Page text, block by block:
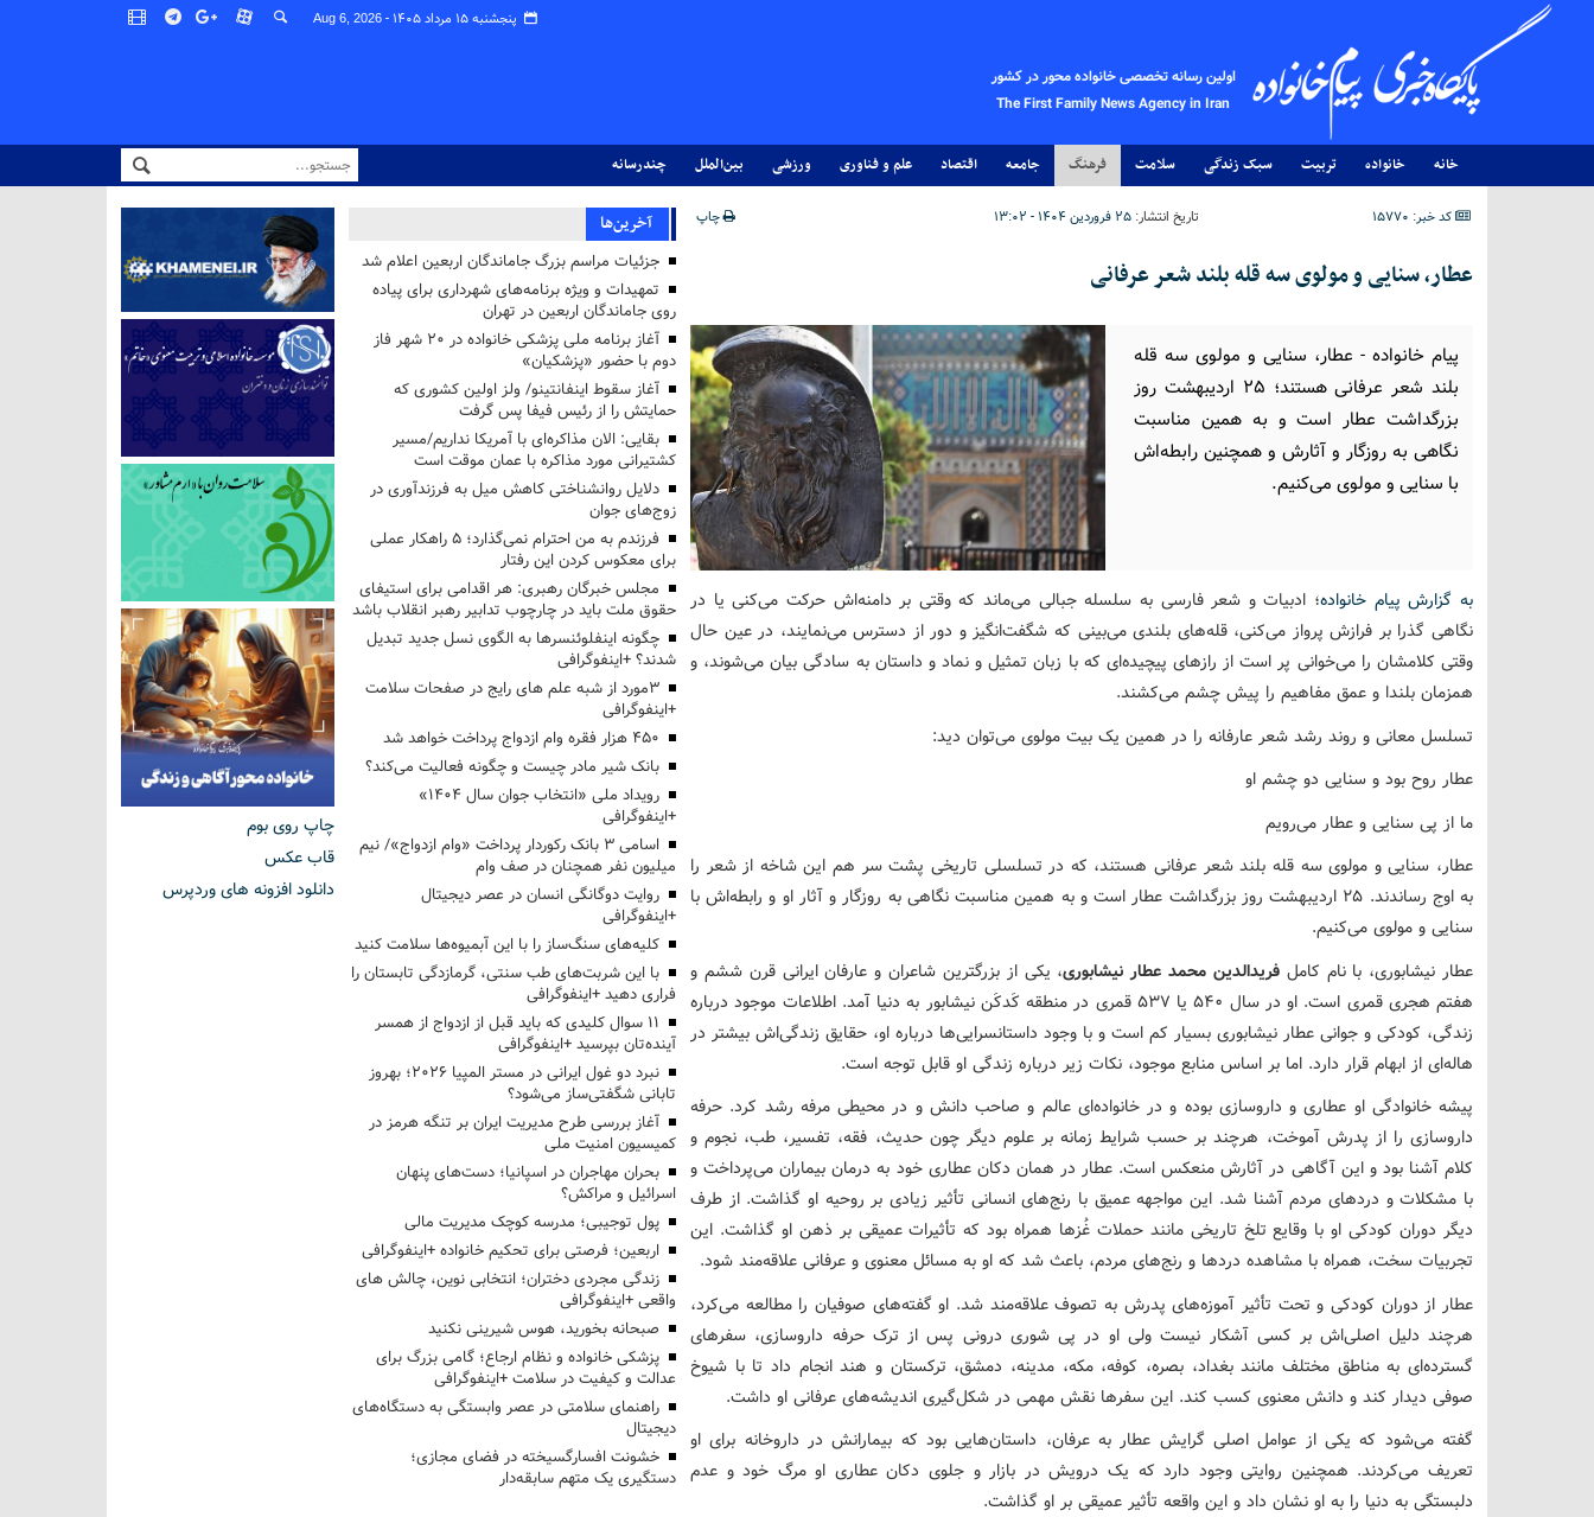
پنجشنبه ۱۵ مرداد ۱۴۰۵ - Aug 6, 2026
اولین رسانه تخصصی خانواده محور در کشور
The First Family News Agency in Iran
خانه خانواده تربیت سبک زندگی سلامت فرهنگ جامعه اقتصاد علم و فناوری ورزشی بین‌الملل چندرسانه
کد خبر: 15770 تاریخ انتشار:۲۵ فروردین ۱۴۰۴ - ۱۳:۰۲ چاپ
عطار، سنایی و مولوی سه قله بلند شعر عرفانی
پیام خانواده - عطار، سنایی و مولوی سه قله
بلند شعر عرفانی هستند؛ ۲۵ اردیبهشت روز
بزرگداشت عطار است و به همین مناسبت
نگاهی به روزگار و آثارش و همچنین رابطه‌اش
با سنایی و مولوی می‌کنیم.
به گزارش پیام خانواده؛ ادبیات و شعر فارسی به سلسله جبالی می‌ماند که وقتی بر دامنه‌اش حرکت می‌کنی یا در
نگاهی گذرا بر فرازش پرواز می‌کنی، قله‌های بلندی می‌بینی که شگفت‌انگیز و دور از دسترس می‌نمایند، در عین حال
وقتی کلامشان را می‌خوانی پر است از رازهای پیچیده‌ای که با زبان تمثیل و نماد و داستان به سادگی بیان می‌شوند، و
همزمان بلندا و عمق مفاهیم را پیش چشم می‌کشند.
تسلسل معانی و روند رشد شعر عارفانه را در همین یک بیت مولوی می‌توان دید:
عطار روح بود و سنایی دو چشم او
ما از پی سنایی و عطار می‌رویم
عطار، سنایی و مولوی سه قله بلند شعر عرفانی هستند، که در تسلسلی تاریخی پشت سر هم این شاخه از شعر را
به اوج رساندند. ۲۵ اردیبهشت روز بزرگداشت عطار است و به همین مناسبت نگاهی به روزگار و آثار او و رابطه‌اش با
سنایی و مولوی می‌کنیم.
عطار نیشابوری، با نام کامل فریدالدین محمد عطار نیشابوری، یکی از بزرگترین شاعران و عارفان ایرانی قرن ششم و
هفتم هجری قمری است. او در سال ۵۴۰ یا ۵۳۷ قمری در منطقه کَدکَن نیشابور به دنیا آمد. اطلاعات موجود درباره
زندگی، کودکی و جوانی عطار نیشابوری بسیار کم است و با وجود داستانسرایی‌ها درباره او، حقایق زندگی‌اش بیشتر در
هاله‌ای از ابهام قرار دارد. اما بر اساس منابع موجود، نکات زیر درباره زندگی او قابل توجه است.
پیشه خانوادگی او عطاری و داروسازی بوده و در خانواده‌ای عالم و صاحب دانش و در محیطی مرفه رشد کرد. حرفه
داروسازی را از پدرش آموخت، هرچند بر حسب شرایط زمانه بر علوم دیگر چون حدیث، فقه، تفسیر، طب، نجوم و
کلام آشنا بود و این آگاهی در آثارش منعکس است. عطار در همان دکان عطاری خود به درمان بیماران می‌پرداخت و
با مشکلات و دردهای مردم آشنا شد. این مواجهه عمیق با رنج‌های انسانی تأثیر زیادی بر روحیه او گذاشت. از طرف
دیگر دوران کودکی او با وقایع تلخ تاریخی مانند حملات غُزها همراه بود که تأثیرات عمیقی بر ذهن او گذاشت. این
تجربیات سخت، همراه با مشاهده دردها و رنج‌های مردم، باعث شد که او به مسائل معنوی و عرفانی علاقه‌مند شود.
عطار از دوران کودکی و تحت تأثیر آموزه‌های پدرش به تصوف علاقه‌مند شد. او گفته‌های صوفیان را مطالعه می‌کرد،
هرچند دلیل اصلی‌اش بر کسی آشکار نیست ولی او در پی شوری درونی پس از ترک حرفه داروسازی، سفرهای
گسترده‌ای به مناطق مختلف مانند بغداد، بصره، کوفه، مکه، مدینه، دمشق، ترکستان و هند انجام داد تا با شیوخ
صوفی دیدار کند و دانش معنوی کسب کند. این سفرها نقش مهمی در شکل‌گیری اندیشه‌های عرفانی او داشت.
گفته می‌شود که یکی از عوامل اصلی گرایش عطار به عرفان، داستان‌هایی بود که بیمارانش در داروخانه برای او
تعریف می‌کردند. همچنین روایتی وجود دارد که یک درویش در بازار و جلوی دکان عطاری او مرگ خود و عدم
دلبستگی به دنیا را به او نشان داد و این واقعه تأثیر عمیقی بر او گذاشت.
آخرین‌ها
جزئیات مراسم بزرگ جاماندگان اربعین اعلام شد
تمهیدات و ویژه برنامه‌های شهرداری برای پیاده
روی جاماندگان اربعین در تهران
آغاز برنامه ملی پزشکی خانواده در ۲۰ شهر فاز
دوم با حضور «پزشکیان»
آغاز سقوط اینفانتینو/ ولز اولین کشوری که
حمایتش را از رئیس فیفا پس گرفت
بقایی: الان مذاکره‌ای با آمریکا نداریم/مسیر
کشتیرانی مورد مذاکره با عمان موقت است
دلایل روانشناختی کاهش میل به فرزندآوری در
زوج‌های جوان
فرزندم به من احترام نمی‌گذارد؛ ۵ راهکار عملی
برای معکوس کردن این رفتار
مجلس خبرگان رهبری: هر اقدامی برای استیفای
حقوق ملت باید در چارچوب تدابیر رهبر انقلاب باشد
چگونه اینفلوئنسرها به الگوی نسل جدید تبدیل
شدند؟ +اینفوگرافی
3مورد از شبه علم های رایج در صفحات سلامت
+اینفوگرافی
۴۵۰ هزار فقره وام ازدواج پرداخت خواهد شد
بانک شیر مادر چیست و چگونه فعالیت می‌کند؟
رویداد ملی «انتخاب جوان سال ۱۴۰۴»
+اینفوگرافی
اسامی ۳ بانک رکوردار پرداخت «وام ازدواج»/ نیم
میلیون نفر همچنان در صف وام
روایت دوگانگی انسان در عصر دیجیتال
+اینفوگرافی
کلیه‌های سنگ‌ساز را با این آبمیوه‌ها سلامت کنید
با این شربت‌های طب سنتی، گرمازدگی تابستان را
فراری دهید +اینفوگرافی
۱۱ سوال کلیدی که باید قبل از ازدواج از همسر
آینده‌تان بپرسید +اینفوگرافی
نبرد دو غول ایرانی در مستر المپیا ۲۰۲۶؛ بهروز
تابانی شگفتی‌ساز می‌شود؟
آغاز بررسی طرح مدیریت ایران بر تنگه هرمز در
کمیسیون امنیت ملی
بحران مهاجران در اسپانیا؛ دست‌های پنهان
اسرائیل و مراکش؟
پول توجیبی؛ مدرسه کوچک مدیریت مالی
اربعین؛ فرصتی برای تحکیم خانواده +اینفوگرافی
زندگی مجردی دختران؛ انتخابی نوین، چالش های
واقعی +اینفوگرافی
صبحانه بخورید، هوس شیرینی نکنید
پزشکی خانواده و نظام ارجاع؛ گامی بزرگ برای
عدالت و کیفیت در سلامت +اینفوگرافی
راهنمای سلامتی در عصر وابستگی به دستگاه‌های
دیجیتال
خشونت افسارگسیخته در فضای مجازی؛
دستگیری یک متهم سابقه‌دار
چاپ روی بوم
قاب عکس
دانلود افزونه های وردپرس